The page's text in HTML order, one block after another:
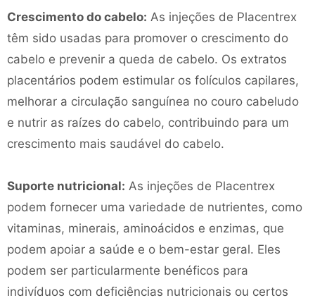
Crescimento do cabelo: As injeções de Placentrex
têm sido usadas para promover o crescimento do
cabelo e prevenir a queda de cabelo. Os extratos
placentários podem estimular os folículos capilares,
melhorar a circulação sanguínea no couro cabeludo
e nutrir as raízes do cabelo, contribuindo para um
crescimento mais saudável do cabelo.
Suporte nutricional: As injeções de Placentrex
podem fornecer uma variedade de nutrientes, como
vitaminas, minerais, aminoácidos e enzimas, que
podem apoiar a saúde e o bem-estar geral. Eles
podem ser particularmente benéficos para
indivíduos com deficiências nutricionais ou certos